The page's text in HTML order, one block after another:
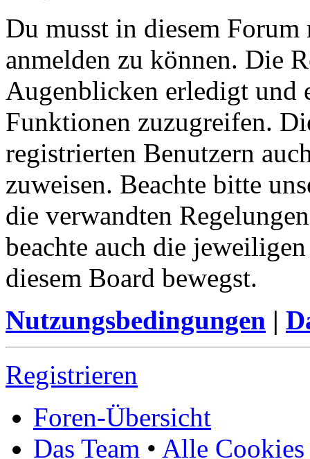
Du musst in diesem
anmelden zu können. Die
Augenblicken erledigt und
Funktionen zuzugreifen.
registrierten Benutzern
zuweisen. Beachte bitte
die verwandten
beachte auch die
diesem Board bewegst.
Nutzungsbedingungen |
Registrieren
Foren-Übersicht
Das Team • Alle Cookies